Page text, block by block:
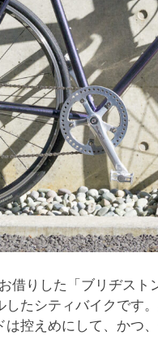
借りした「ブリヂス
たシティバイクです
控えめにして、かつ